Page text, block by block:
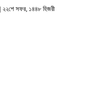
২২শে সফর, ১৪৪৮ হিজরী